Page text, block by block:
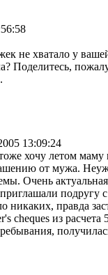
не хватало у
Поделитесь,
13:09:24
хочу летом маму
от мужа.
Очень
подругу
никаких, правда
cheques из расчета